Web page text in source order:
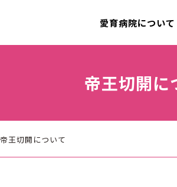
愛育病院について
帝王切開に
帝王切開について